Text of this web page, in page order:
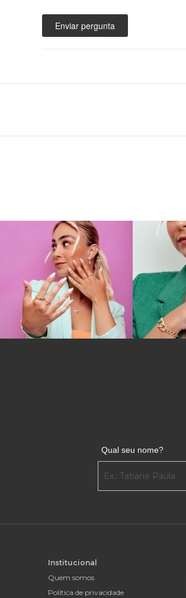
Enviar pergunta
Qual seu nome?
Institucional
Quem somos
Política de privacidade